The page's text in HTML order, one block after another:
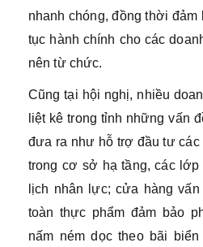
nhanh chóng, đồng thời đảm
tục hành chính cho các
nên từ chức.
Cũng tại hội nghị, nhiều
liệt kê trong tỉnh những vấn
đưa ra như hỗ trợ đầu tư các
trong cơ sở hạ tầng, các lớp
lịch nhân lực; cửa hàng
toàn thực phẩm đảm bảo
nấm ném dọc theo bãi